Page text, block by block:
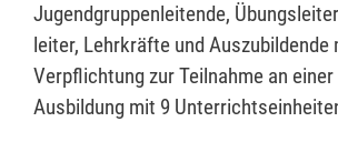
Jugendgruppenleitende,
leiter, Lehrkräfte und Auszubildende
Verpflichtung zur Teilnahme an
Ausbildung mit 9